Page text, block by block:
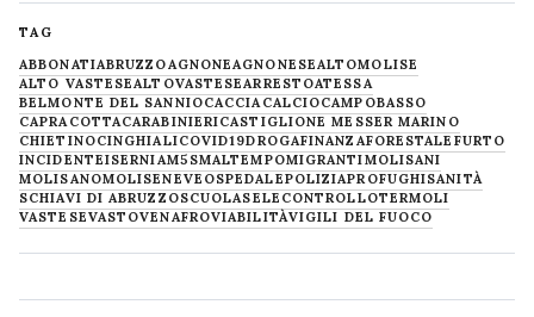
TAG
ABBONATIABRUZZOAGNONEAGNONESEALTOMOLISE
ALTO VASTESEALTOVASTESEARRESTOATESSA
BELMONTE DEL SANNIOCACCIACALCIOCAMPOBASSO
CAPRACOTTACARABINIERICASTIGLIONE MESSER MARINO
CHIETINOCINGHIALICOVID19DROGAFINANZAFORESTALE FURTO
INCIDENTEISERNIAM5SMALTEMPOMIGRANTIMOLISANI
MOLISANOMOLISENEVE OSPEDALEPOLIZIAPROFUGHISANITÀ
SCHIAVI DI ABRUZZOSCUOLASELECONTROLLOTERMOLI
VASTESEVASTOVENAFROVIABILITÀVIGILI DEL FUOCO